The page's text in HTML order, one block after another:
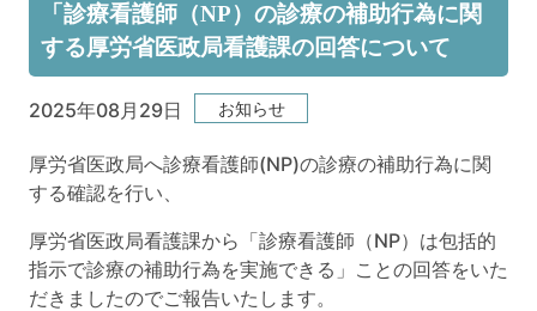
「診療看護師（NP）の診療の補助行為に関
する厚労省医政局看護課の回答について
2025年08月29日 お知らせ
厚労省医政局へ診療看護師(NP)の診療の補助行為に関
する確認を行い、
厚労省医政局看護課から「診療看護師（NP）は包括的
指示で診療の補助行為を実施できる」ことの回答をいた
だきましたのでご報告いたします。